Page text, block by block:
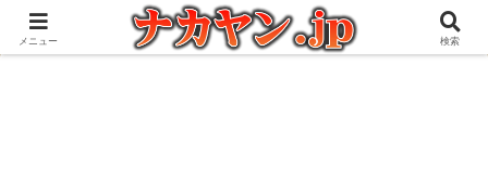
アウトドアとガジェット好きな管理人の愉快な日々を綴るブログ
メニュー 検索